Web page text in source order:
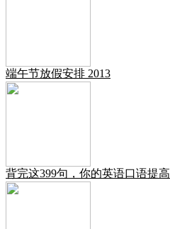
端午节放假安排 2013
背完这399句，你的英语口语提高